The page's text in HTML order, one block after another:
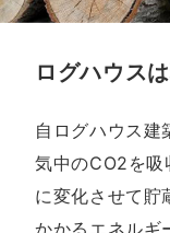
ログハウス
自ログハウス建
気中のCO2を
に変化させて貯
かかるエネルギ